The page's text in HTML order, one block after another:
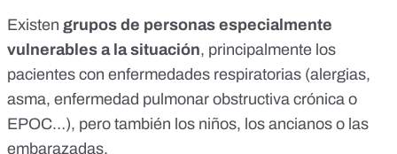
Existen grupos de personas especialmente
vulnerables a la situación, principalmente los
pacientes con enfermedades respiratorias (alergias,
asma, enfermedad pulmonar obstructiva crónica o
EPOC…), pero también los niños, los ancianos o las
embarazadas.